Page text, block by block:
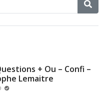
+ Ou – Confi –
Lemaitre